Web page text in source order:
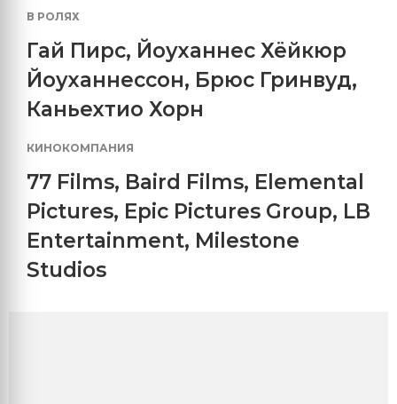
В РОЛЯХ
Гай Пирс, Йоуханнес Хёйкюр
Йоуханнессон, Брюс Гринвуд,
Каньехтио Хорн
КИНОКОМПАНИЯ
77 Films, Baird Films, Elemental
Pictures, Epic Pictures Group, LB
Entertainment, Milestone
Studios